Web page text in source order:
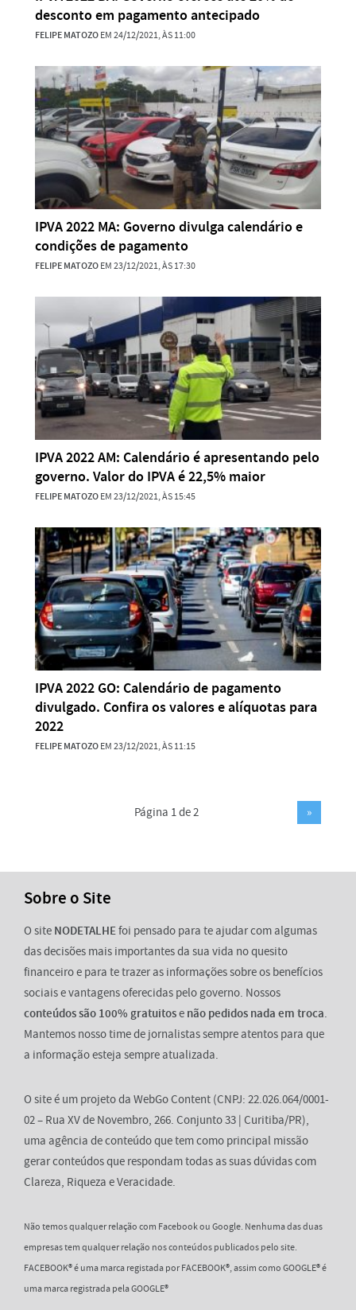
desconto em pagamento antecipado
FELIPE MATOZOEM 24/12/2021, ÀS 11:00
IPVA 2022 MA: Governo divulga calendário e
condições de pagamento
FELIPE MATOZOEM 23/12/2021, ÀS 17:30
IPVA 2022 AM: Calendário é apresentando pelo
governo. Valor do IPVA é 22,5% maior
FELIPE MATOZOEM 23/12/2021, ÀS 15:45
IPVA 2022 GO: Calendário de pagamento
divulgado. Confira os valores e alíquotas para
2022
FELIPE MATOZOEM 23/12/2021, ÀS 11:15
Página 1 de 2 »
Sobre o Site
O site NODETALHEfoi pensado para te ajudar com algumas
das decisões mais importantes da sua vida no quesito
financeiro e para te trazer as informações sobre os benefícios
sociais e vantagens oferecidas pelo governo. Nossos
conteúdos são 100% gratuitose não pedidos nada em troca.
Mantemos nosso time de jornalistas sempre atentos para que
a informação esteja sempre atualizada.
O site é um projeto da WebGo Content (CNPJ: 22.026.064/0001-
02 – Rua XV de Novembro, 266. Conjunto 33 | Curitiba/PR),
uma agência de conteúdo que tem como principal missão
gerar conteúdos que respondam todas as suas dúvidas com
Clareza, Riqueza e Veracidade.
Não temos qualquer relação com Facebook ou Google. Nenhuma das duas
empresas tem qualquer relação nos conteúdos publicados pelo site.
FACEBOOK® é uma marca registada por FACEBOOK®, assim como GOOGLE® é
uma marca registrada pela GOOGLE®